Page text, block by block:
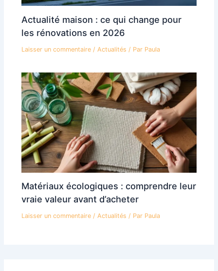
Actualité maison : ce qui change pour
les rénovations en 2026
Laisser un commentaire / Actualités / Par Paula
Matériaux écologiques : comprendre leur
vraie valeur avant d’acheter
Laisser un commentaire /Actualités / Par Paula